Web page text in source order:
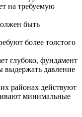
на требуемую
быть
более толстого
глубоко, фундамент
выдержать давление
районах действуют
минимальные